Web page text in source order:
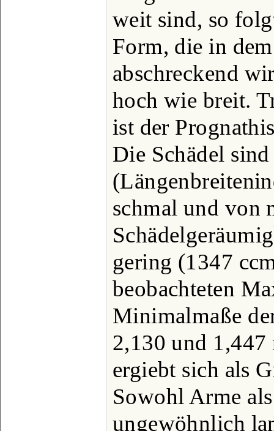
weit sind, so
Form, die in
abschreckend
hoch wie breit.
ist der
Die Schädel
schmal und von
gering (1347
beobachteten
Minimalmaße
2,130 und
ergiebt sich als
Sowohl Arme
ungewöhnlich